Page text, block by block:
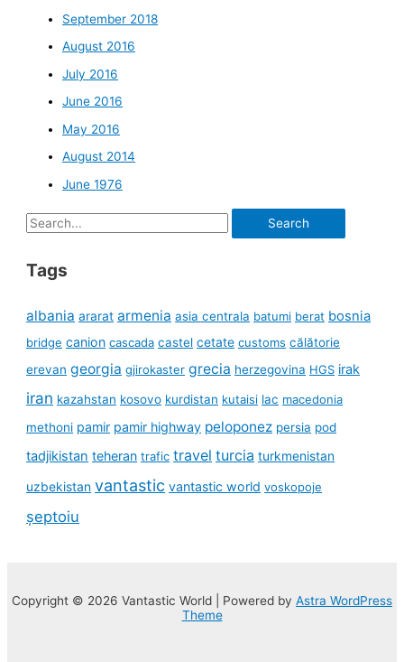
September 2018
August 2016
July 2016
June 2016
May 2016
August 2014
June 1976
Search
Tags
albania ararat armenia asia centrala batumi berat bosnia
bridge canion cascada castel cetate customs călătorie
erevan georgia gjirokaster grecia herzegovina HGS irak
iran kazahstan kosovo kurdistan kutaisi lac macedonia
methoni pamir pamir highway peloponez persia pod
tadjikistan teheran trafic travel turcia turkmenistan
uzbekistan vantastic vantastic world voskopoje
șeptoiu
Copyright © 2026 Vantastic World | Powered by Astra WordPress
Theme